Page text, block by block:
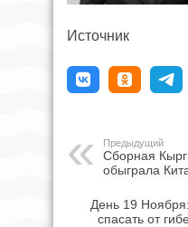
Источник
Предыдущий
Сборная
обыграла
День 19
спасать от